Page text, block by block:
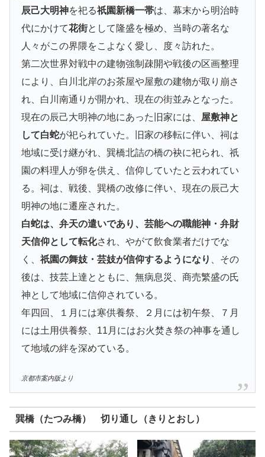
辰己大明神を祀る祇園新橋一帯は、幕末から明治時
代にかけて花街として隆盛を極め、当時の著名な
人々がこの界隈をこよなく愛し、度々訪れた。
第二次世界対戦中の建物強制疎開や戦後の区画整理
により、白川北岸のお茶屋や屋敷の建物が取り崩さ
れ、白川南通りが開かれ、現在の街並みとなった。
現在の辰己大明神の地にあった旧家には、 屋敷神と
して白蛇が祀られていた。旧家の移転に伴い、祠は
地域に受け継がれ、巽橋北詰の橋の袂に祀られ、祇
園の料理人が卵を供え、信仰していたと云われてい
る。祠は、戦後、巽橋の改修に伴い、現在の辰己大
明神の地に遷座された。
白蛇は、弁天の遣いであり、芸能への職能神・弁財
天信仰として転化され、やがて飲食業者だけでな
く、祇園の舞妓・芸妓が信仰するようになり
、その
後は、技芸上達とともに、無病息災、商売繁盛の氏
神として地域に信仰されている。
年四回、１月には寒供養祭、２月には初午祭、７月
には土用供養祭、11月にはお火焚き祭の神事を通し
て地域の絆を深めている。
京都市案内版より
巽橋（たつみ橋） 切り通し（きりとおし）